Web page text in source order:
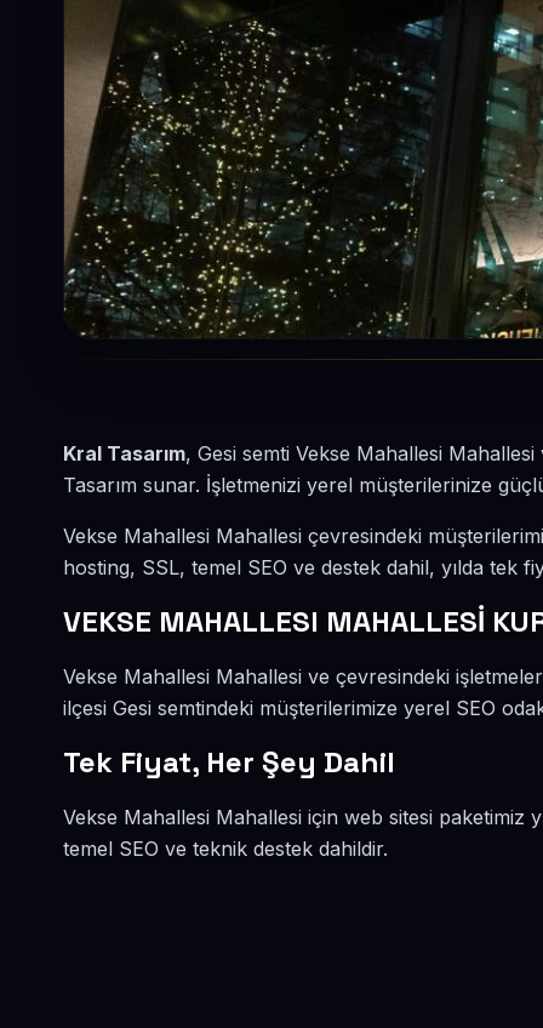
Kral Tasarım, Gesi semti Vekse Mahallesi
Tasarım sunar. İşletmenizi yerel müşterilerinize
Vekse Mahallesi Mahallesi çevresindeki
hosting, SSL, temel SEO ve destek dahil, yılda tek
VEKSE MAHALLESI MAHALLESİ
Vekse Mahallesi Mahallesi ve çevresindeki
ilçesi Gesi semtindeki müşterilerimize yerel SEO
Tek Fiyat, Her Şey Dahil
Vekse Mahallesi Mahallesi için web sitesi paketimiz
temel SEO ve teknik destek dahildir.